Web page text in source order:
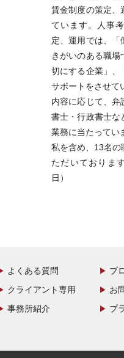
賃金制度の策定、
ています。人事
定、運用では、「
きがいのある職場
切にする企業」、
サポートをさせて
内容に応じて、弁
書士・行政書士な
業務に当たってい
私を含め、13名の
ただいておりま
日）
よくある質問
クライアント専用
事務所紹介
ブ
お
プ